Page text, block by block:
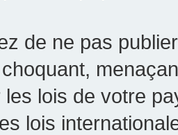
de ne pas
lois de votre
lois